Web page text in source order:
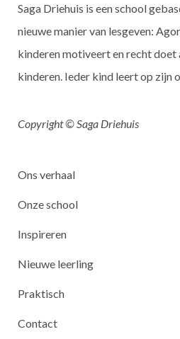
Saga Driehuis is een school
nieuwe manier van lesgeven:
kinderen motiveert en recht doet
kinderen. Ieder kind leert op zijn
Copyright © Saga Driehuis
Ons verhaal
Onze school
Inspireren
Nieuwe leerling
Praktisch
Contact